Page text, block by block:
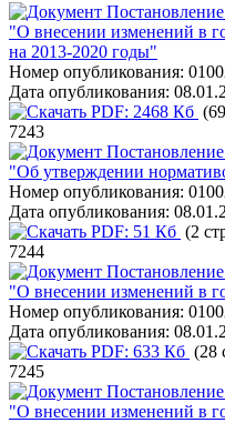
"О внесении изменений в
на 2013-2020 годы"
Номер опубликования:
Дата опубликования:
PDF: 2468 Кб
7243
"Об утверждении
Номер опубликования:
Дата опубликования:
PDF: 51 Кб (2
7244
"О внесении изменений в
Номер опубликования:
Дата опубликования:
PDF: 633 Кб (28
7245
"О внесении изменений в